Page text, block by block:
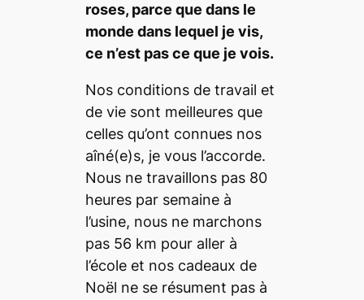
roses, parce que dans le
monde dans lequel je vis,
ce n’est pas ce que je vois.
Nos conditions de travail et
de vie sont meilleures que
celles qu’ont connues nos
aîné(e)s, je vous l’accorde.
Nous ne travaillons pas 80
heures par semaine à
l’usine, nous ne marchons
pas 56 km pour aller à
l’école et nos cadeaux de
Noël ne se résument pas à